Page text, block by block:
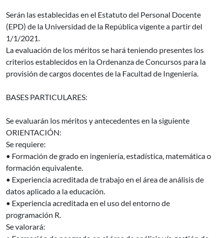
Serán las establecidas en el Estatuto del Personal Docente
(EPD) de la Universidad de la República vigente a partir del
1/1/2021.
La evaluación de los méritos se hará teniendo presentes los
criterios establecidos en la Ordenanza de Concursos para la
provisión de cargos docentes de la Facultad de Ingeniería.
BASES PARTICULARES:
Se evaluarán los méritos y antecedentes en la siguiente
ORIENTACIÓN:
Se requiere:
• Formación de grado en ingeniería, estadística, matemática o
formación equivalente.
• Experiencia acreditada de trabajo en el área de análisis de
datos aplicado a la educación.
• Experiencia acreditada en el uso del entorno de
programación R.
Se valorará: